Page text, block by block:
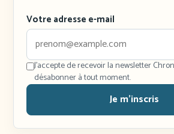
Votre adresse e-mail
J'accepte de recevoir la newsletter
désabonner à tout moment.